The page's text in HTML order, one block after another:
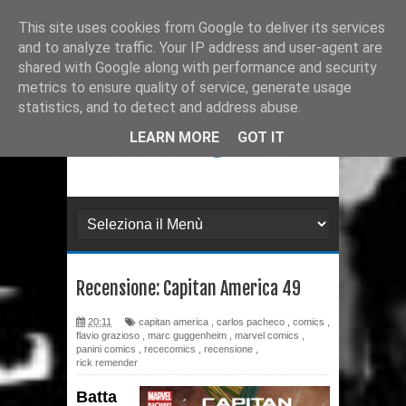
Ultimissime Recensione: Matana 3
Recensione: Julia 273
Recensione: Superman: Stagioni
Recensione: H.P. Lovecraft - I
gatti di Ulthar e altri racconti
Leonardo da Paperdinci
Recensione: Capitan America 49
20:11 capitan america , carlos pacheco , comics ,
flavio grazioso , marc guggenheim , marvel comics ,
panini comics , rececomics , recensione ,
rick remender
Batta
This site uses cookies from Google to deliver its services
and to analyze traffic. Your IP address and user-agent are
shared with Google along with performance and security
metrics to ensure quality of service, generate usage
statistics, and to detect and address abuse.
LEARN MORE
GOT IT